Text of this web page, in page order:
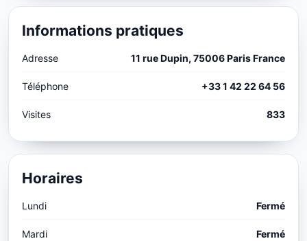
Informations pratiques
Adresse 11 rue Dupin, 75006 Paris France
Téléphone +33 1 42 22 64 56
Visites 833
Horaires
Lundi Fermé
Mardi Fermé